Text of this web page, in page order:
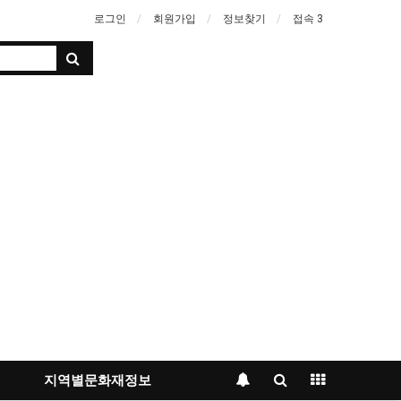
로그인 회원가입 정보찾기 접속 3
지역별문화재정보